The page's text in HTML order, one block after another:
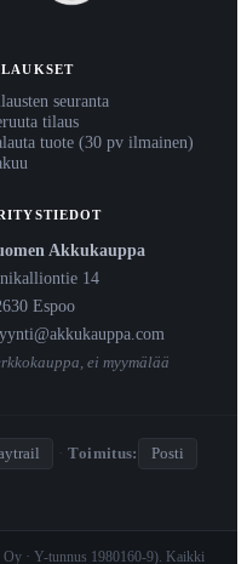
seuranta
tilaus
tuote (30 pv ilmainen)
Akkukauppa
14
Espoo
ei myymälää
· Toimitus:
Posti
· Y-tunnus 1980160-9). Kaikki